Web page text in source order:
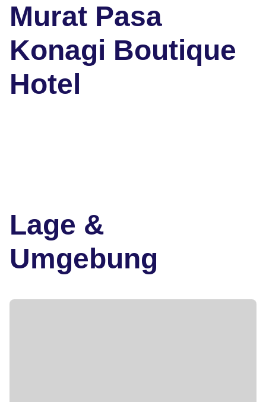
Murat Pasa
Konagi Boutique
Hotel
Lage &
Umgebung